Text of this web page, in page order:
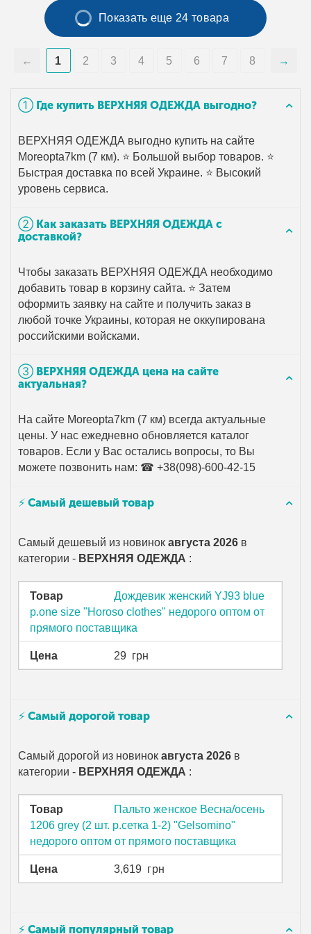
➀ Где купить ВЕРХНЯЯ ОДЕЖДА выгодно?
ВЕРХНЯЯ ОДЕЖДА выгодно купить на сайте
Moreopta7km (7 км). ⭐ Большой выбор товаров. ⭐
Быстрая доставка по всей Украине. ⭐ Высокий
уровень сервиса.
➁ Как заказать ВЕРХНЯЯ ОДЕЖДА с
доставкой?
Чтобы заказать ВЕРХНЯЯ ОДЕЖДА необходимо
добавить товар в корзину сайта. ⭐ Затем
оформить заявку на сайте и получить заказ в
любой точке Украины, которая не оккупирована
российскими войсками.
➂ ВЕРХНЯЯ ОДЕЖДА цена на сайте
актуальная?
На сайте Moreopta7km (7 км) всегда актуальные
цены. У нас ежедневно обновляется каталог
товаров. Если у Вас остались вопросы, то Вы
можете позвонить нам: ☎ +38(098)-600-42-15
⚡ Самый дешевый товар
Самый дешевый из новинокавгуста 2026 в
категории - ВЕРХНЯЯ ОДЕЖДА :
Товар
Дождевик женский YJ93 blue
р.one size "Horoso clothes" недорого оптом от
прямого поставщика
Цена 29 грн
⚡ Самый дорогой товар
Самый дорогой из новинокавгуста 2026 в
категории - ВЕРХНЯЯ ОДЕЖДА :
Товар
Пальто женское Весна/осень
1206 grey (2 шт. р.сетка 1-2) "Gelsomino"
недорого оптом от прямого поставщика
Цена 3,619 грн
⚡ Самый популярный товар
Показать еще 24 товара
1 2 3 4 5 6 7 8